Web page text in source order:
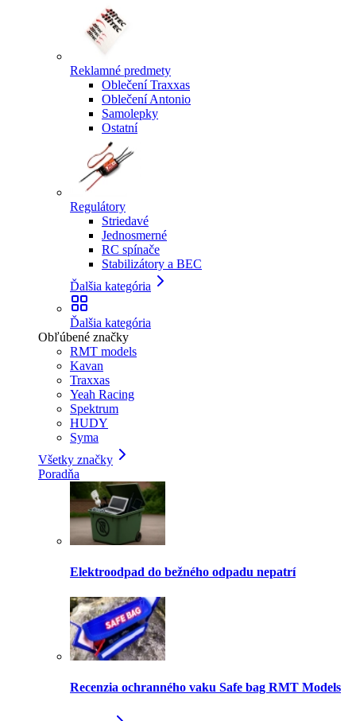
Reklamné predmety
Oblečení Traxxas
Oblečení Antonio
Samolepky
Ostatní
Regulátory
Striedavé
Jednosmerné
RC spínače
Stabilizátory a BEC
Ďalšia kategória
Ďalšia kategória
Obľúbené značky
RMT models
Kavan
Traxxas
Yeah Racing
Spektrum
HUDY
Syma
Všetky značky
Poradňa
Elektroodpad do bežného odpadu nepatrí
Recenzia ochranného vaku Safe bag RMT Models